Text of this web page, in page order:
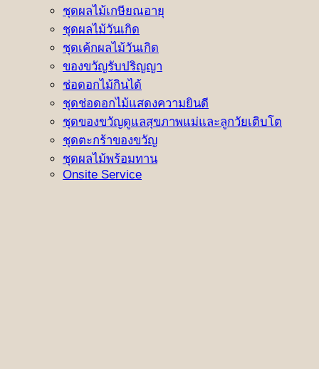
ชุดผลไม้เกษียณอายุ
ชุดผลไม้วันเกิด
ชุดเค้กผลไม้วันเกิด
ของขวัญรับปริญญา
ช่อดอกไม้กินได้
ชุดช่อดอกไม้แสดงความยินดี
ชุดของขวัญดูแลสุขภาพแม่และลูกวัยเติบโต
ชุดตะกร้าของขวัญ
ชุดผลไม้พร้อมทาน
Onsite Service